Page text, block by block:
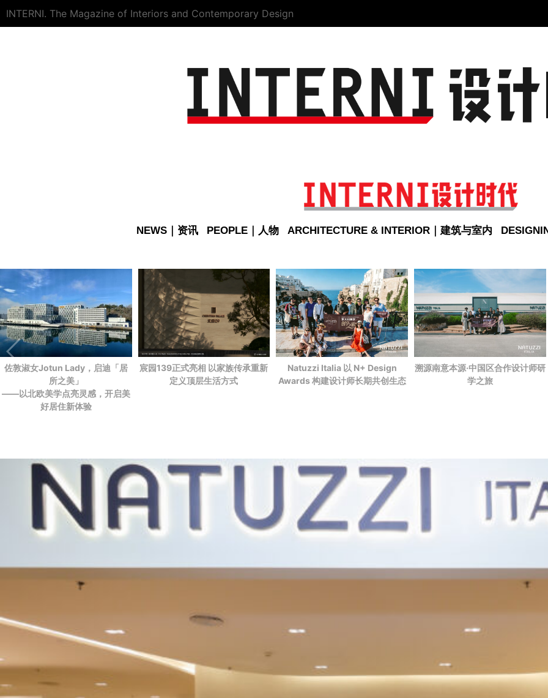
INTERNI. The Magazine of Interiors and Contemporary Design
NEWS｜资讯 PEOPLE｜人物 ARCHITECTURE & INTERIOR｜建筑与室内
佐敦淑女Jotun Lady，启迪「居
所之美」
——以北欧美学点亮灵感，开启美
好居住新体验
宸园139正式亮相 以家族传承重新
定义顶层生活方式
Natuzzi Italia 以 N+ Design
Awards 构建设计师长期共创生态
溯源南意本源·中国区合作设计师研
学之旅